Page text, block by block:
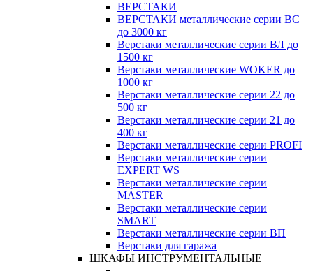
ВЕРСТАКИ
ВЕРСТАКИ металлические серии ВС
до 3000 кг
Верстаки металлические серии ВЛ до
1500 кг
Верстаки металлические WOKER до
1000 кг
Верстаки металлические серии 22 до
500 кг
Верстаки металлические серии 21 до
400 кг
Верстаки металлические серии PROFI
Верстаки металлические серии
EXPERT WS
Верстаки металлические серии
MASTER
Верстаки металлические серии
SMART
Верстаки металлические серии ВП
Верстаки для гаража
ШКАФЫ ИНСТРУМЕНТАЛЬНЫЕ